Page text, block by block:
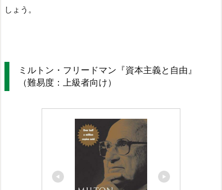
しょう。
ミルトン・フリードマン『資本主義と自由』
（難易度：上級者向け）